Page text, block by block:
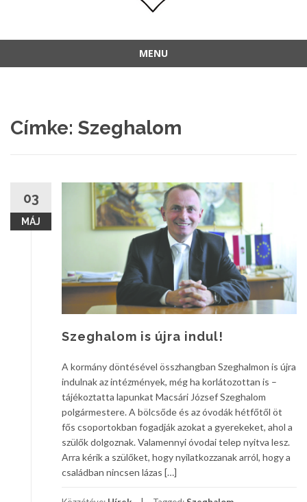
MENU
Címke: Szeghalom
03
MÁJ
Szeghalom is újra indul!
A kormány döntésével összhangban Szeghalmon is újra
indulnak az intézmények, még ha korlátozottan is –
tájékoztatta lapunkat Macsári József Szeghalom
polgármestere. A bölcsőde és az óvodák hétfőtől öt
fős csoportokban fogadják azokat a gyerekeket, ahol a
szülők dolgoznak. Valamennyi óvodai telep nyitva lesz.
Arra kérik a szülőket, hogy nyilatkozzanak arról, hogy a
családban nincsen lázas […]